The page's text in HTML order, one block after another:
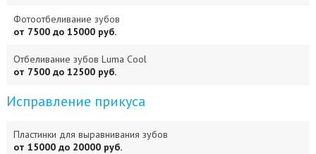
Фотоотбеливание зубов
от 7500 до 15000 руб.
Отбеливание зубов Luma Cool
от 7500 до 12500 руб.
Исправление прикуса
Пластинки для выравнивания зубов
от 15000 до 20000 руб.